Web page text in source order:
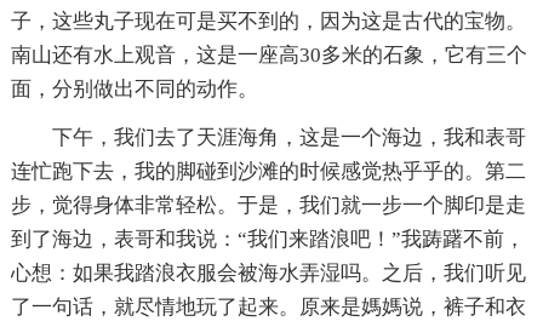
子，这些丸子现在可是买不到的，因为这是古代的宝物。
南山还有水上观音，这是一座高30多米的石象，它有三个
面，分别做出不同的动作。
下午，我们去了天涯海角，这是一个海边，我和表哥
连忙跑下去，我的脚碰到沙滩的时候感觉热乎乎的。第二
步，觉得身体非常轻松。于是，我们就一步一个脚印是走
到了海边，表哥和我说：“我们来踏浪吧！”我踌躇不前，
心想：如果我踏浪衣服会被海水弄湿吗。之后，我们听见
了一句话，就尽情地玩了起来。原来是媽媽说，裤子和衣